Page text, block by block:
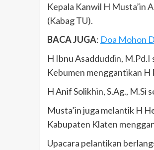
Kepala Kanwil H Musta’in
(Kabag TU).
BACA JUGA: Doa Mohon
H Ibnu Asadduddin,
Kebumen menggantikan H
H Anif Solikhin, S.Ag.,
Musta’in juga melantik H
Kabupaten Klaten
Upacara pelantikan